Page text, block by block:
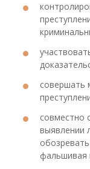
совершать
совместно
выявлении
фальшивая